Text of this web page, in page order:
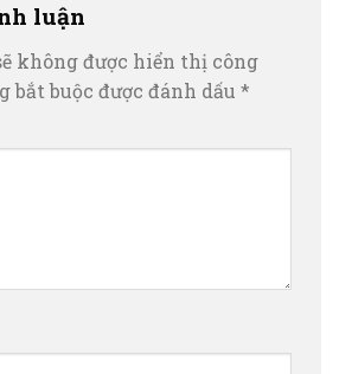
luận
không được hiển thị công
bắt buộc được đánh dấu *